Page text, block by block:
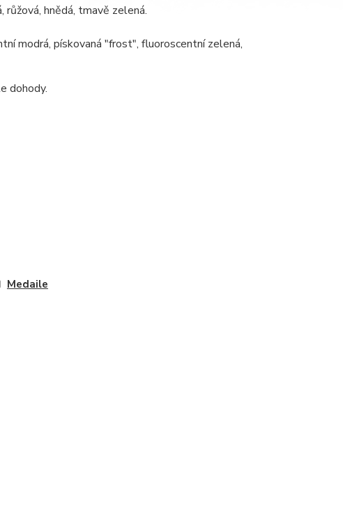
růžová, hnědá, tmavě zelená.
modrá, pískovaná "frost", fluoroscentní zelená,
dohody.
Medaile